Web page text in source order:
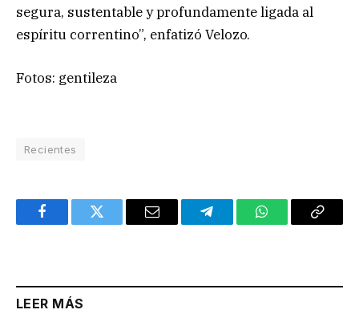
segura, sustentable y profundamente ligada al
espíritu correntino”, enfatizó Velozo.
Fotos: gentileza
Recientes
FacebookTwitter Email TelegramWhatsAppCopy
LEER MÁS